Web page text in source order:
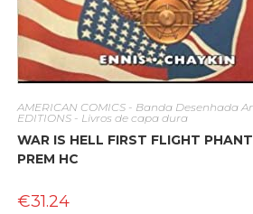
AMERICAN COMICS - Banda Desenhada
EDITIONS - Livros de capa dura
WAR IS HELL FIRST FLIGHT
PREM HC
€31.24